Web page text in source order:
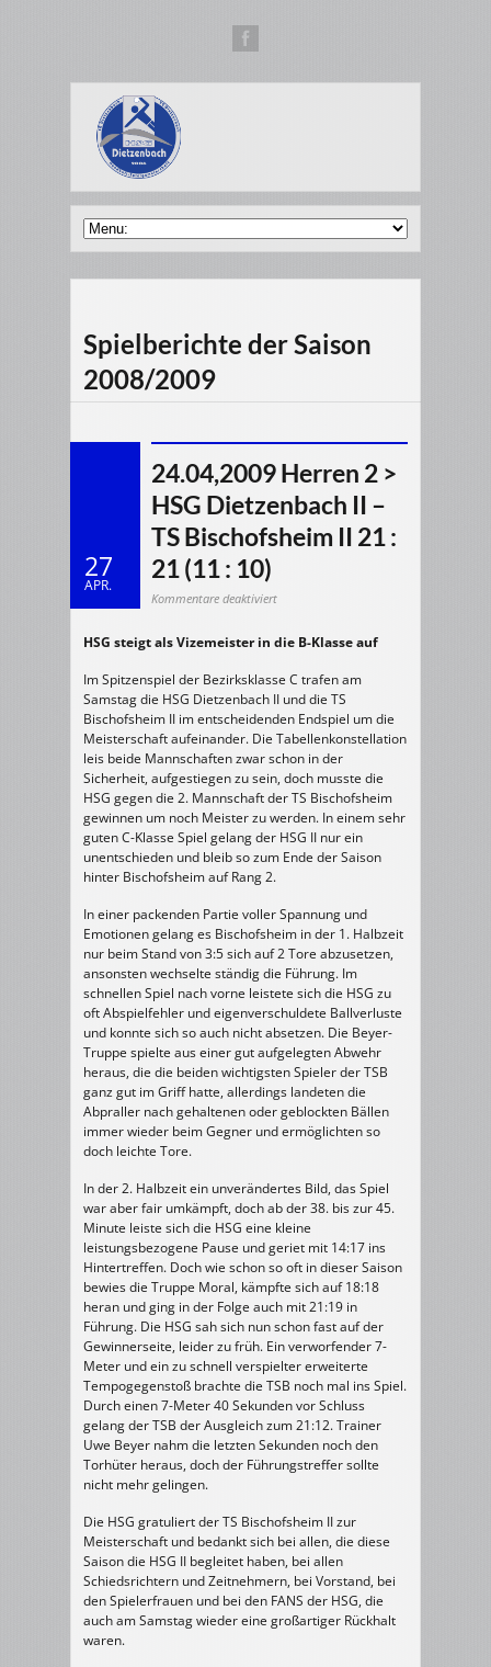
Spielberichte der Saison
2008/2009
27
APR.
24.04,2009 Herren 2 >
HSG Dietzenbach II –
TS Bischofsheim II 21 :
21 (11 : 10)
Kommentare deaktiviertfür
>
HSG
II
–
TS
Bischofsheim
II
21
:
21
(11
10)
HSG steigt als Vizemeister in die B-Klasse auf
Im Spitzenspiel der Bezirksklasse C trafen am
Samstag die HSG Dietzenbach II und die TS
Bischofsheim II im entscheidenden Endspiel um die
Meisterschaft aufeinander. Die Tabellenkonstellation
leis beide Mannschaften zwar schon in der
Sicherheit, aufgestiegen zu sein, doch musste die
HSG gegen die 2. Mannschaft der TS Bischofsheim
gewinnen um noch Meister zu werden. In einem sehr
guten C-Klasse Spiel gelang der HSG II nur ein
unentschieden und bleib so zum Ende der Saison
hinter Bischofsheim auf Rang 2.
In einer packenden Partie voller Spannung und
Emotionen gelang es Bischofsheim in der 1. Halbzeit
nur beim Stand von 3:5 sich auf 2 Tore abzusetzen,
ansonsten wechselte ständig die Führung. Im
schnellen Spiel nach vorne leistete sich die HSG zu
oft Abspielfehler und eigenverschuldete Ballverluste
und konnte sich so auch nicht absetzen. Die Beyer-
Truppe spielte aus einer gut aufgelegten Abwehr
heraus, die die beiden wichtigsten Spieler der TSB
ganz gut im Griff hatte, allerdings landeten die
Abpraller nach gehaltenen oder geblockten Bällen
immer wieder beim Gegner und ermöglichten so
doch leichte Tore.
In der 2. Halbzeit ein unverändertes Bild, das Spiel
war aber fair umkämpft, doch ab der 38. bis zur 45.
Minute leiste sich die HSG eine kleine
leistungsbezogene Pause und geriet mit 14:17 ins
Hintertreffen. Doch wie schon so oft in dieser Saison
bewies die Truppe Moral, kämpfte sich auf 18:18
heran und ging in der Folge auch mit 21:19 in
Führung. Die HSG sah sich nun schon fast auf der
Gewinnerseite, leider zu früh. Ein verworfender 7-
Meter und ein zu schnell verspielter erweiterte
Tempogegenstoß brachte die TSB noch mal ins Spiel.
Durch einen 7-Meter 40 Sekunden vor Schluss
gelang der TSB der Ausgleich zum 21:12. Trainer
Uwe Beyer nahm die letzten Sekunden noch den
Torhüter heraus, doch der Führungstreffer sollte
nicht mehr gelingen.
Die HSG gratuliert der TS Bischofsheim II zur
Meisterschaft und bedankt sich bei allen, die diese
Saison die HSG II begleitet haben, bei allen
Schiedsrichtern und Zeitnehmern, bei Vorstand, bei
den Spielerfrauen und bei den FANS der HSG, die
auch am Samstag wieder eine großartiger Rückhalt
waren.